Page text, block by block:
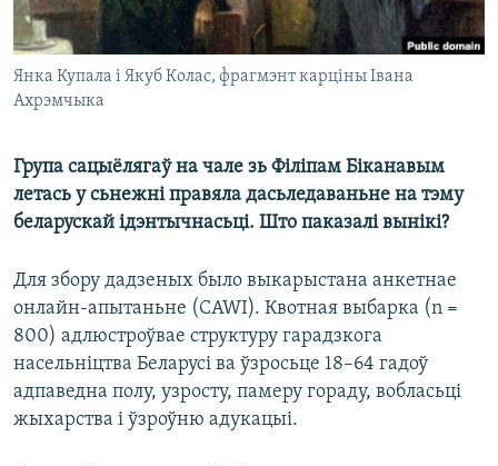
Янка Купала і Якуб Колас, фрагмэнт карціны Івана
Ахрэмчыка
Група сацыёлягаў на чале зь Філіпам Біканавым
летась у сьнежні правяла дасьледаваньне на тэму
беларускай ідэнтычнасьці. Што паказалі вынікі?
Для збору дадзеных было выкарыстана анкетнае
онлайн-апытаньне (CAWI). Квотная выбарка (n =
800) адлюстроўвае структуру гарадзкога
насельніцтва Беларусі ва ўзросьце 18–64 гадоў
адпаведна полу, узросту, памеру гораду, вобласьці
жыхарства і ўзроўню адукацыі.